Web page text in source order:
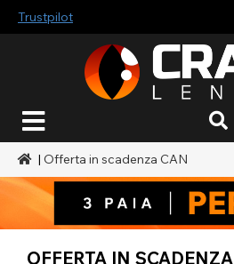
Trustpilot
| Offerta in scadenza CAN
OFFERTA IN SCADENZA